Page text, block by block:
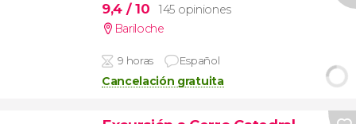
9,4 / 10
145 opiniones
Bariloche
9 horas Español
Cancelación gratuita